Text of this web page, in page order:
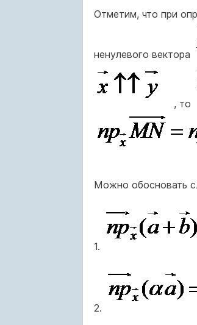
Отметим, что при
ненулевого вектора
, то
Можно обосновать
1.
2.